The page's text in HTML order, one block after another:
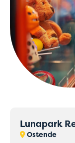
Lunapark
Ostende